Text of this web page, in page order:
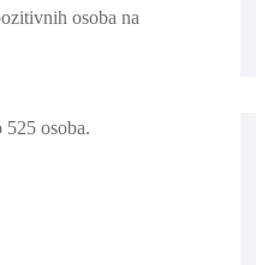
osoba na
osoba.